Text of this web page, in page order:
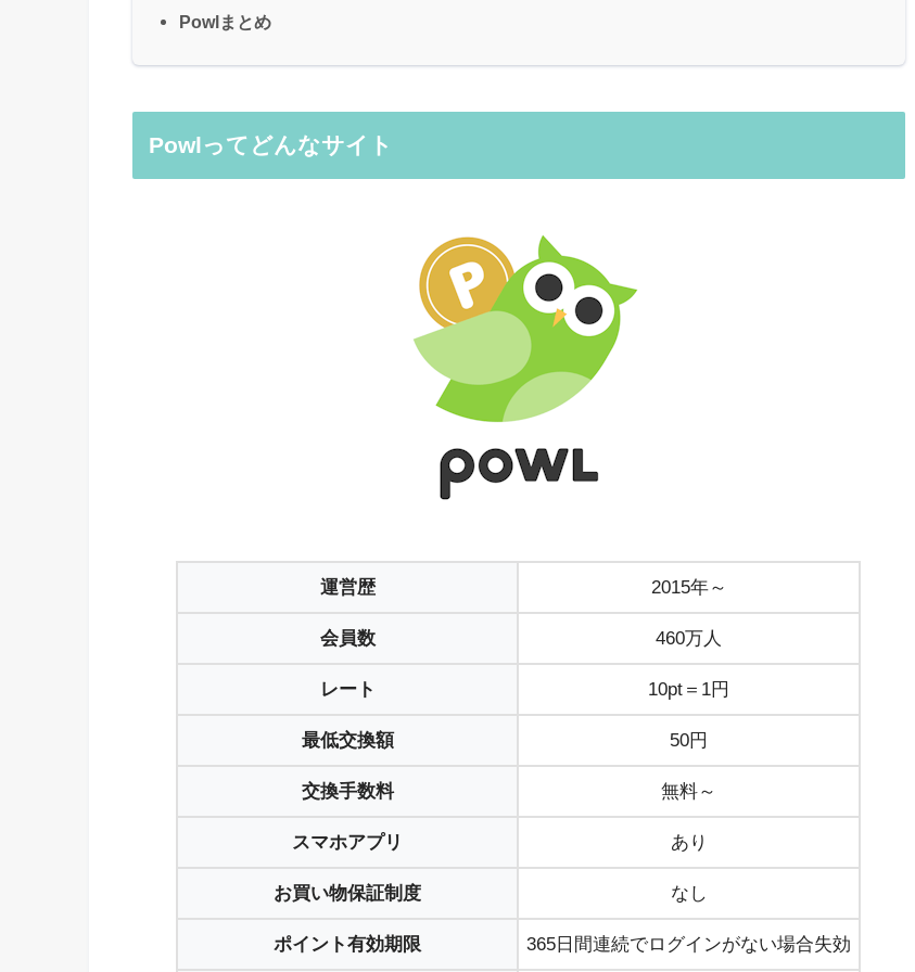
Powlまとめ
Powlってどんなサイト
運営歴 2015年～
会員数 460万人
レート 10pt＝1円
最低交換額 50円
交換手数料 無料～
スマホアプリ あり
お買い物保証制度 なし
ポイント有効期限 365日間連続でログインがない場合失効